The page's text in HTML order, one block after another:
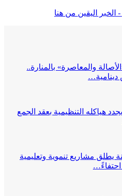
اليقين من هنا
والمعاصرة» بالمنارة..
هياكله التنظيمية بعقد الجمع
يطلق مشاريع تنموية وتعليمية